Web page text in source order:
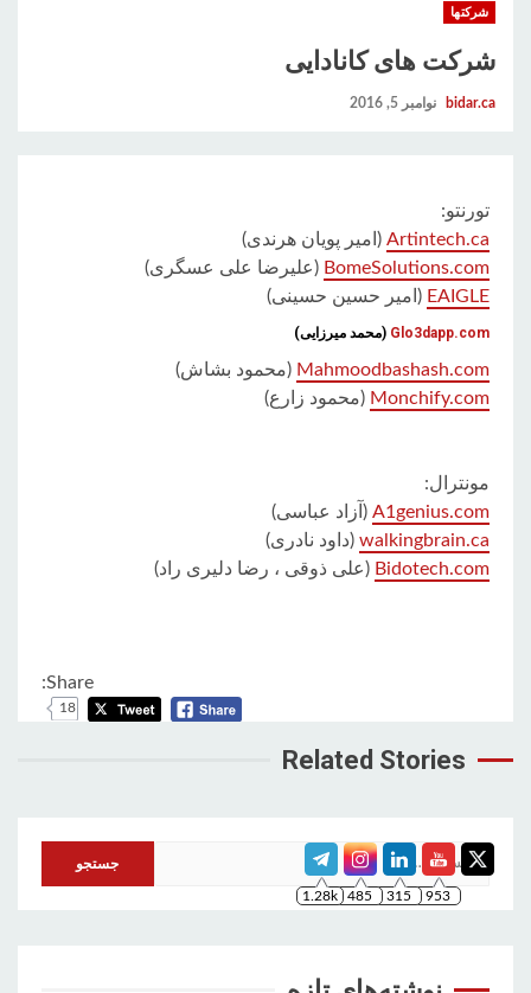
شرکتها
شرکت های کانادایی
bidar.ca نوامبر 5, 2016
تورنتو:
Artintech.ca (امیر پویان هرندی)
BomeSolutions.com (علیرضا علی عسگری)
EAIGLE (امیر حسین حسینی)
Glo3dapp.com (محمد میرزایی)
Mahmoodbashash.com (محمود بشاش)
Monchify.com (محمود زارع)
مونترال:
A1genius.com (آزاد عباسی)
walkingbrain.ca (داود نادری)
Bidotech.com (علی ذوقی ، رضا دلیری راد)
Share:
18
Related Stories
جستجو
برای: